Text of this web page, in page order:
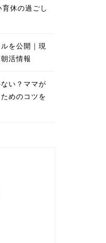
休の過ごし
を公開｜現
活情報
い？ママが
めのコツを